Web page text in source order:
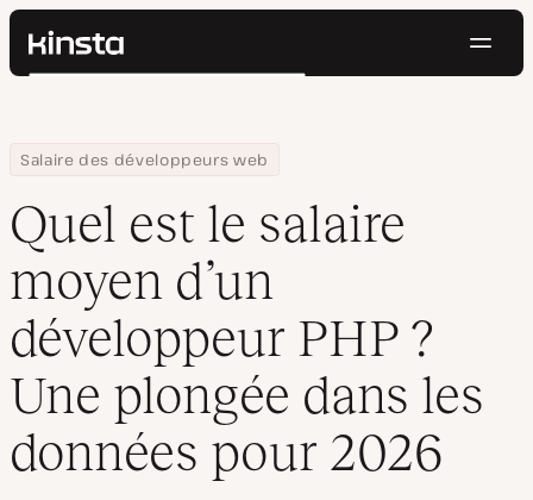
Kinsta®
Prix
Contact
Rechercher
Home
Centre de ressources
Blog
Salaire des développeurs web
Quel est le salaire moyen d’un développeur PHP ? Une
Quel est le salaire
moyen d’un
développeur PHP ?
Une plongée dans les
données pour 2026